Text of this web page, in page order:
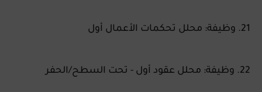
21. وظيفة: محلل تحكمات الأعمال أول
22. وظيفة: محلل عقود أول - تحت السطح/الحفر